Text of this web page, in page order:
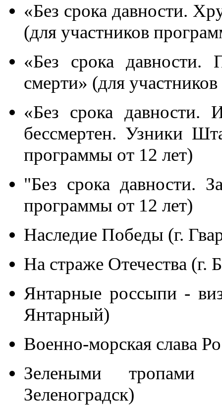
«Без срока давности.
(для участников
«Без срока давности.
смерти» (для
«Без срока давности.
бессмертен. Узники
программы от 12 лет)
"Без срока давности.
программы от 12 лет)
Наследие Победы (г.
На страже Отечества (г.
Янтарные россыпи -
Янтарный)
Военно-морская слава
Зелеными тропами
Зеленоградск)